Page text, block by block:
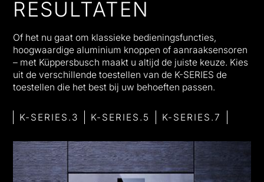
RESULTATEN
Of het nu gaat om klassieke bedieningsfuncties,
hoogwaardige aluminium knoppen of aanraaksensoren
– met Küppersbusch maakt u altijd de juiste keuze. Kies
uit de verschillende toestellen van de K-SERIES de
toestellen die het best bij uw behoeften passen.
K-SERIES.3 K-SERIES.5 K-SERIES.7